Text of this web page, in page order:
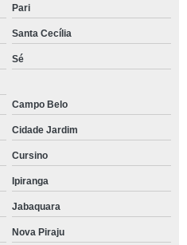
Pari
Santa Cecília
Sé
Campo Belo
Cidade Jardim
Cursino
Ipiranga
Jabaquara
Nova Piraju